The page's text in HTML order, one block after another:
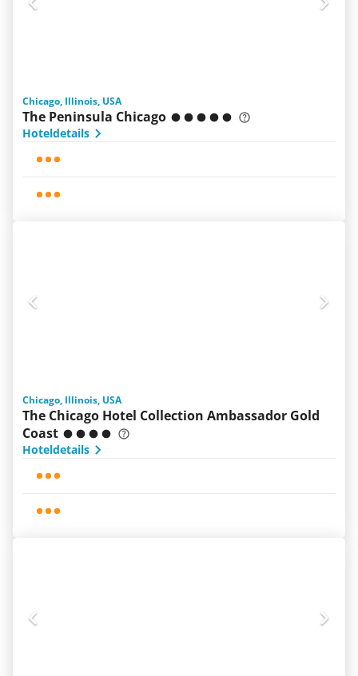
Chicago, Illinois, USA
The Peninsula Chicago
Hoteldetails
Chicago, Illinois, USA
The Chicago Hotel Collection Ambassador Gold
Coast
Hoteldetails